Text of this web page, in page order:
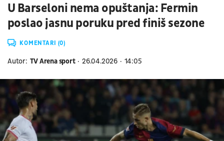
U Barseloni nema opuštanja: Fermin
poslao jasnu poruku pred finiš sezone
KOMENTARI (0)
Autor: TV Arena sport 26.04.2026 14:05